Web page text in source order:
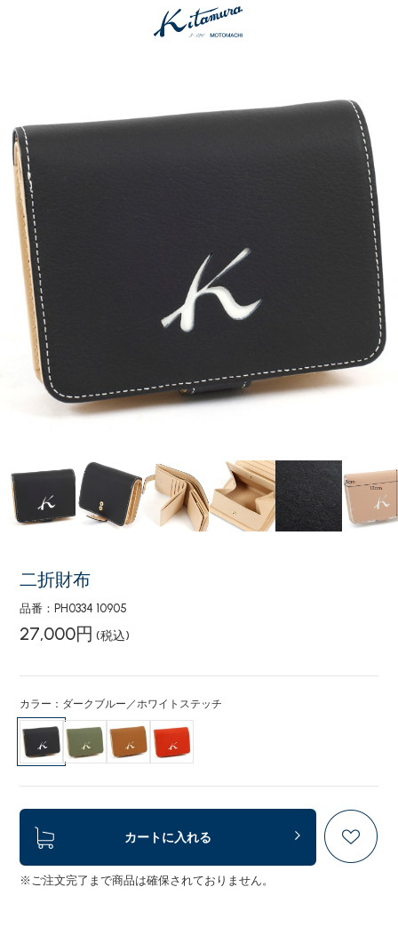
二折財布
品番：PH0334 10905
27,000円 (税込)
カラー：ダークブルー／ホワイトステッチ
カートに入れる
※ご注文完了まで商品は確保されておりません。